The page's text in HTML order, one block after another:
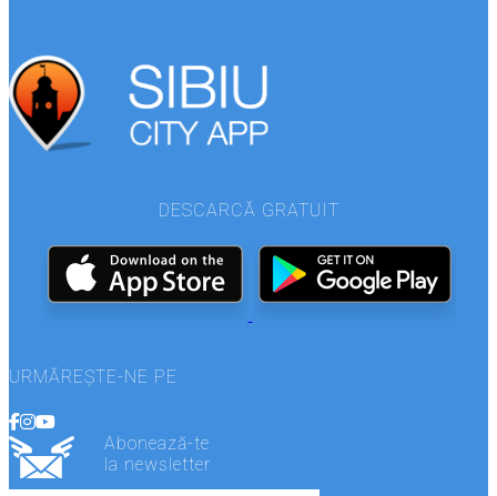
DESCARCĂ GRATUIT
URMĂREȘTE-NE PE
Abonează-te
la newsletter